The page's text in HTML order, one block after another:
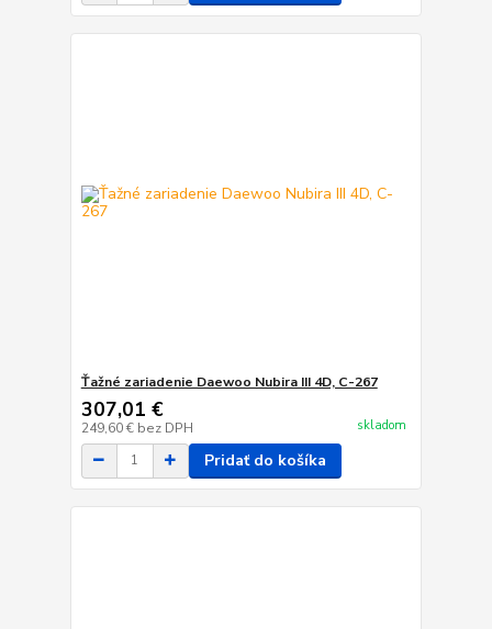
Ťažné zariadenie Daewoo Nubira III 4D, C-267
307,01 €
249,60 € bez DPH skladom
Pridať do košíka